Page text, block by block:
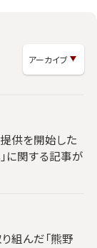
供を開始した
に関する記事が
組んだ「熊野